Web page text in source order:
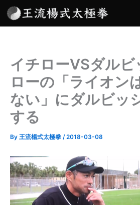
を
イチローVSダルビ
ローの「ライオン
ない」にダルビッ
する
By 王流楊式太極拳 /2018-03-08